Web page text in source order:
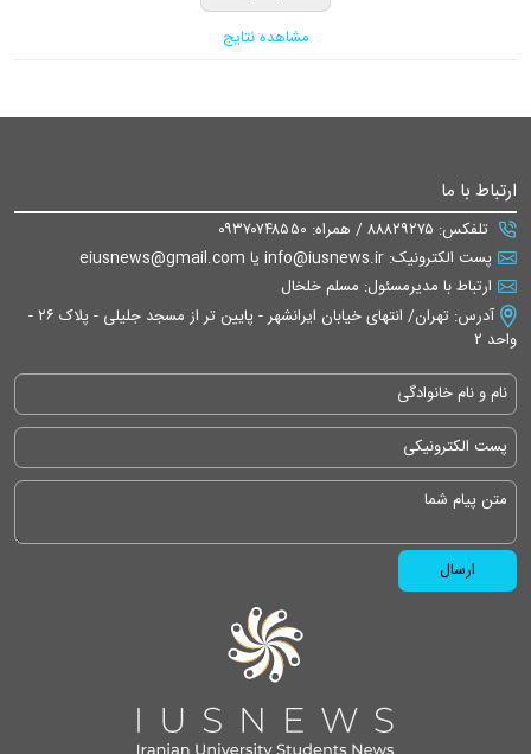
مشاهده نتایج
ارتباط با ما
تلفکس: ۸۸۸۲۹۲۷۵ / همراه: ۰۹۳۷۰۷۴۸۵۵۰
پست الکترونیک: info@iusnews.ir یا eiusnews@gmail.com
ارتباط با مدیرمسئول: مسلم خلخال
آدرس: تهران/ انتهای خیابان ایرانشهر - پایین تر از مسجد جلیلی - پلاک ۲۶ -
واحد ۲